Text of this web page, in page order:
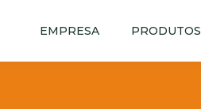
EMPRESA PRODUTOS